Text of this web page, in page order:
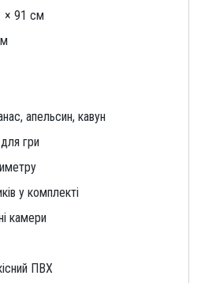
× 91 см
апельсин, кавун
гри
у комплекті
камери
ПВХ